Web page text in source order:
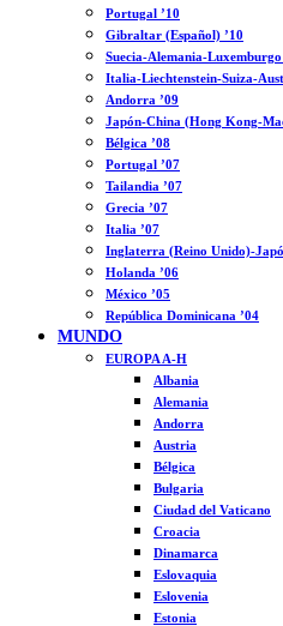
Portugal ’10
Gibraltar (Español) ’10
Suecia-Alemania-Luxemburgo
Italia-Liechtenstein-Suiza-
Andorra ’09
Japón-China (Hong Kong-
Bélgica ’08
Portugal ’07
Tailandia ’07
Grecia ’07
Italia ’07
Inglaterra (Reino Unido)-
Holanda ’06
México ’05
República Dominicana ’04
MUNDO
EUROPA A-H
Albania
Alemania
Andorra
Austria
Bélgica
Bulgaria
Ciudad del Vaticano
Croacia
Dinamarca
Eslovaquia
Eslovenia
Estonia